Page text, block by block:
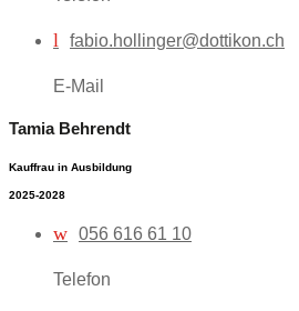
l fabio.hollinger@dottikon.ch
E-Mail
Tamia Behrendt
Kauffrau in Ausbildung
2025-2028
w 056 616 61 10
Telefon